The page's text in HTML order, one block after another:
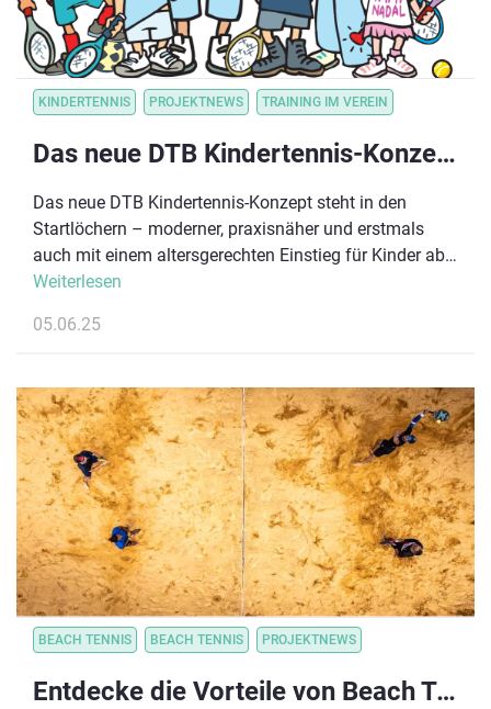
KINDERTENNIS PROJEKTNEWS TRAINING IM VEREIN
Das neue DTB Kindertennis-Konzept – jetzt kennenlernen!
Das neue DTB Kindertennis-Konzept steht in den
Startlöchern – moderner, praxisnäher und erstmals
auch mit einem altersgerechten Einstieg für Kinder ab
3 Jahren in der neuen Stufe Blau – der Ball- &
Weiterlesen
05.06.25
BEACH TENNIS BEACH TENNIS PROJEKTNEWS
Entdecke die Vorteile von Beach Tennis für deinen Tennisverein!